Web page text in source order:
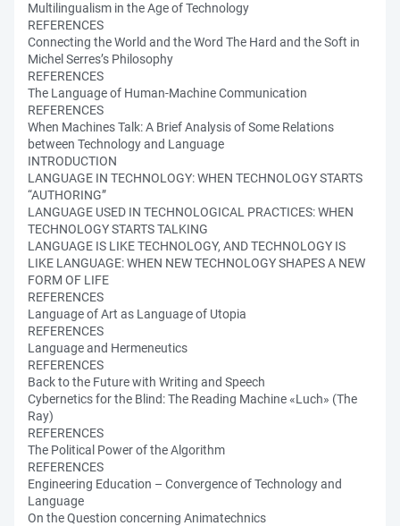
Multilingualism in the Age of Technology
REFERENCES
Connecting the World and the Word The Hard and the Soft in
Michel Serres’s Philosophy
REFERENCES
The Language of Human-Machine Communication
REFERENCES
When Machines Talk: A Brief Analysis of Some Relations
between Technology and Language
INTRODUCTION
LANGUAGE IN TECHNOLOGY: WHEN TECHNOLOGY STARTS
“AUTHORING”
LANGUAGE USED IN TECHNOLOGICAL PRACTICES: WHEN
TECHNOLOGY STARTS TALKING
LANGUAGE IS LIKE TECHNOLOGY, AND TECHNOLOGY IS
LIKE LANGUAGE: WHEN NEW TECHNOLOGY SHAPES A NEW
FORM OF LIFE
REFERENCES
Language of Art as Language of Utopia
REFERENCES
Language and Hermeneutics
REFERENCES
Back to the Future with Writing and Speech
Cybernetics for the Blind: The Reading Machine «Luch» (The
Ray)
REFERENCES
The Political Power of the Algorithm
REFERENCES
Engineering Education – Сonvergence of Technology and
Language
On the Question concerning Animatechnics